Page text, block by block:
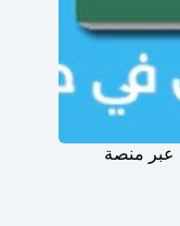
عبر منصة